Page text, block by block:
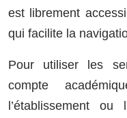
est librement
qui facilite la
Pour utiliser les
compte
l’établissement ou